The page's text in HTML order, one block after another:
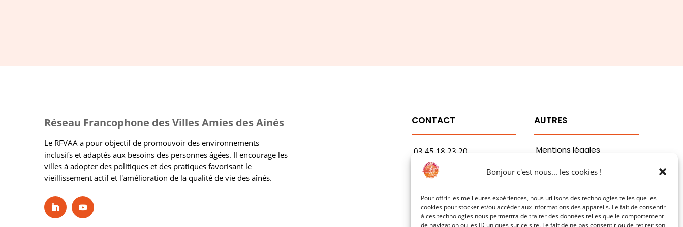
Bonjour c'est nous... les cookies !
Pour offrir les meilleures expériences, nous utilisons des technologies telles que les
cookies pour stocker et/ou accéder aux informations des appareils. Le fait de consentir
à ces technologies nous permettra de traiter des données telles que le comportement
de navigation ou les ID uniques sur ce site. Le fait de ne pas consentir ou de retirer son
Réseau Francophone des Villes Amies des Ainés
Le RFVAA a pour objectif de promouvoir des environnements
inclusifs et adaptés aux besoins des personnes âgées. Il encourage les
villes à adopter des politiques et des pratiques favorisant le
vieillissement actif et l'amélioration de la qualité de vie des aînés.
CONTACT
03.45.18.23.20
contact@rfvaa.com
1 Avenue Garibaldi
AUTRES
Mentions légales
Politiques de